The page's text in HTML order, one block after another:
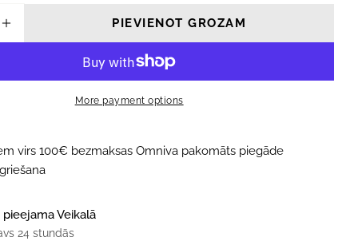
PIEVIENOT GROZAM
More payment options
virs 100€ bezmaksas Omniva pakomāts piegāde
pieejamaVeikalā
24 stundās